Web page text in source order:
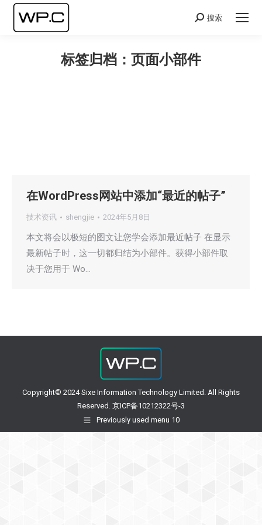
Search:
搜索
标签归档： 页面小部件
在WordPress网站中添加“最近的帖子”
技术资讯 shengjie 2024年5月8日
本文将会以极短的图文让您学会添加最近帖子 在显示
最新帖子时，这一切都归结为小部件。获得小部件取
决于您用于 Wo…
Copyright© 2024 Sixe Information Technology Limited. All Rights
Reserved. 京ICP备10212322号-3
Previously used menu 10